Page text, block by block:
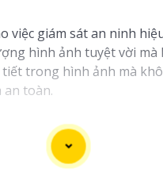
giám sát an ninh
hình ảnh tuyệt vời
trong hình ảnh mà
an toàn.